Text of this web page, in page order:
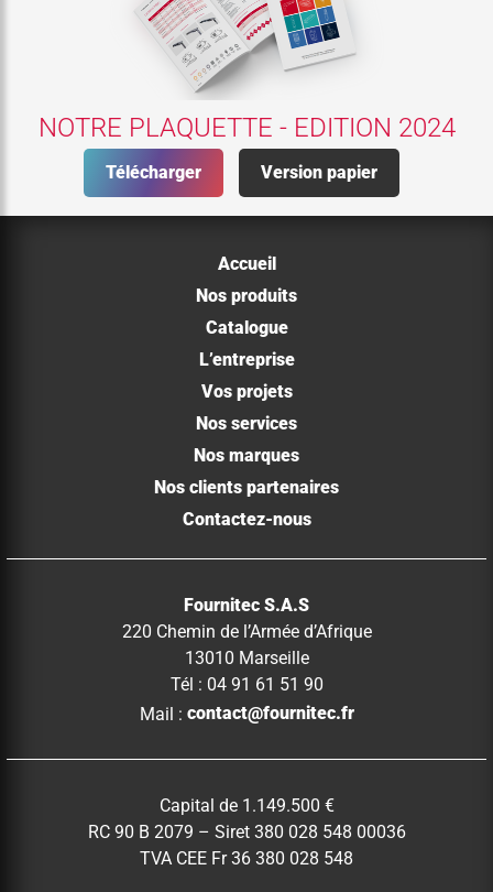
NOTRE PLAQUETTE - EDITION 2024
Télécharger Version papier
Accueil
Nos produits
Catalogue
L’entreprise
Vos projets
Nos services
Nos marques
Nos clients partenaires
Contactez-nous
Fournitec S.A.S
220 Chemin de l’Armée d’Afrique
13010 Marseille
Tél : 04 91 61 51 90
Mail : contact@fournitec.fr
Capital de 1.149.500 €
RC 90 B 2079 – Siret 380 028 548 00036
TVA CEE Fr 36 380 028 548